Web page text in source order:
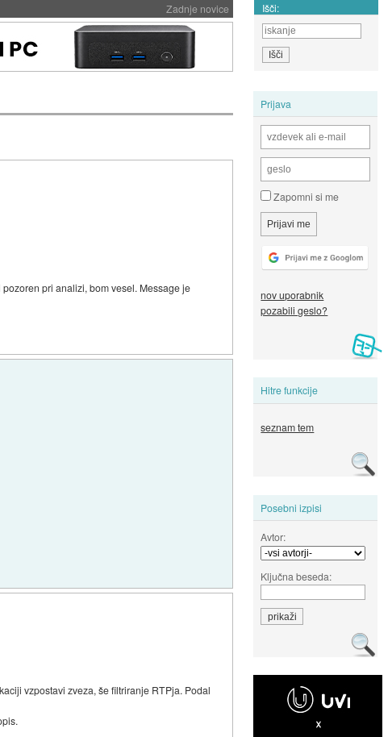
Zadnje novice Išči:
Prijava
Zapomni si me
nov uporabnik
pozabili geslo?
Hitre funkcije
seznam tem
Posebni izpisi
Avtor:
Ključna beseda:
pri analizi, bom vesel. Message je
vzpostavi zveza, še filtriranje RTPja. Podal